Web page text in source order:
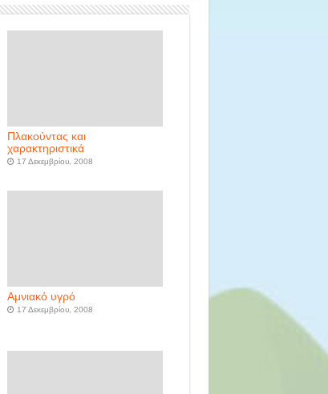
Πλακούντας και
χαρακτηριστικά
17 Δεκεμβρίου, 2008
Αμνιακό υγρό
17 Δεκεμβρίου, 2008